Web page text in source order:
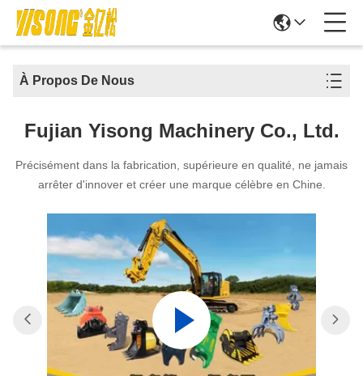
À Propos De Nous
Fujian Yisong Machinery Co., Ltd.
Précisément dans la fabrication, supérieure en qualité, ne jamais
arrêter d'innover et créer une marque célèbre en Chine.